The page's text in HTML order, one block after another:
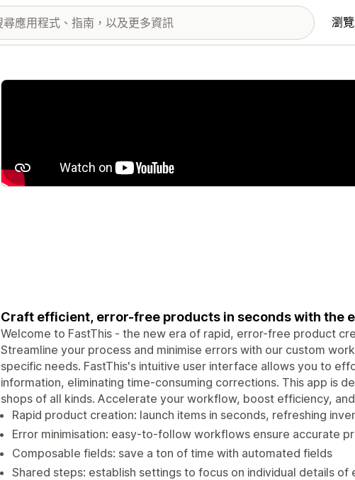
瀏
主要圖片圖庫
Craft efficient, error-free products in seconds with the
Welcome to FastThis - the new era of rapid, error-free product
Streamline your process and minimise errors with our custom
specific needs. FastThis's intuitive user interface allows you to
information, eliminating time-consuming corrections. This app is
shops of all kinds. Accelerate your workflow, boost efficiency,
Rapid product creation: launch items in seconds, refreshing
Error minimisation: easy-to-follow workflows ensure accurate
Composable fields: save a ton of time with automated fields
Shared steps: establish settings to focus on individual details of